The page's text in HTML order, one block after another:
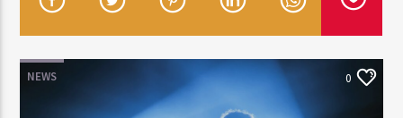
TERAZ GRAMY
TYTUŁ
ARTYSTA
NEWS 0